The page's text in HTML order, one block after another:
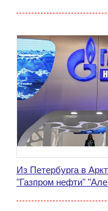
Из Петербурга в
"Газпром нефти"